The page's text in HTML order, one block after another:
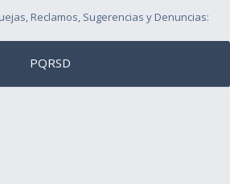
Reclamos, Sugerencias y Denuncias:
PQRSD